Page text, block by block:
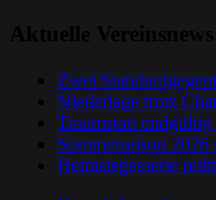
Aktuelle Vereinsnews
Zwei
Niederlage trotz
Traumstart
Sommersaison 2026
Heimsiegesserie